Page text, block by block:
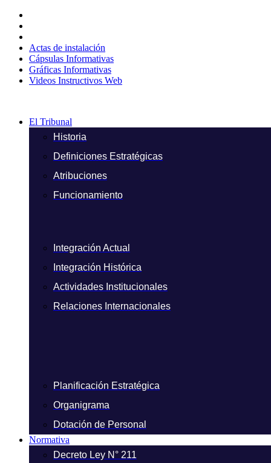
contenido
Actas de instalación
Cápsulas Informativas
Gráficas Informativas
Videos Instructivos Web
El Tribunal
Historia
Definiciones Estratégicas
Atribuciones
Funcionamiento
Integración Actual
Integración Histórica
Actividades Institucionales
Relaciones Internacionales
Planificación Estratégica
Organigrama
Dotación de Personal
Normativa
Decreto Ley N° 211